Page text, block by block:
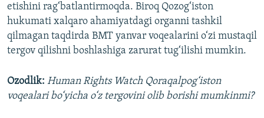
etishini rag‘batlantirmoqda. Biroq Qozog‘iston
hukumati xalqaro ahamiyatdagi organni tashkil
qilmagan taqdirda BMT yanvar voqealarini o‘zi mustaqil
tergov qilishni boshlashiga zarurat tug‘ilishi mumkin.
Ozodlik: Human Rights Watch Qoraqalpog‘iston
voqealari bo‘yicha o‘z tergovini olib borishi mumkinmi?